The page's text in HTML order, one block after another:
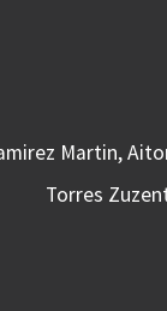
Martin,
Torres